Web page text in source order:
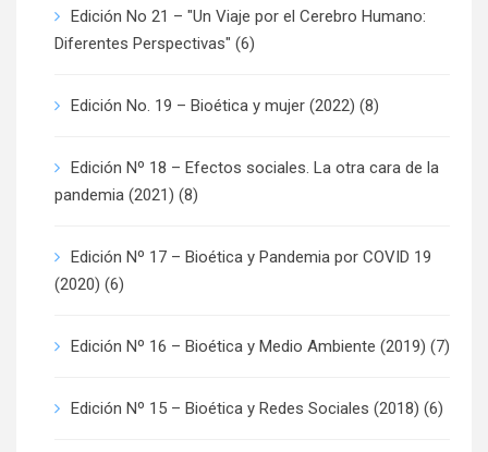
Edición No 21 – "Un Viaje por el Cerebro Humano:
Diferentes Perspectivas" (6)
Edición No. 19 – Bioética y mujer (2022) (8)
Edición Nº 18 – Efectos sociales. La otra cara de la
pandemia (2021) (8)
Edición Nº 17 – Bioética y Pandemia por COVID 19
(2020) (6)
Edición Nº 16 – Bioética y Medio Ambiente (2019) (7)
Edición Nº 15 – Bioética y Redes Sociales (2018) (6)